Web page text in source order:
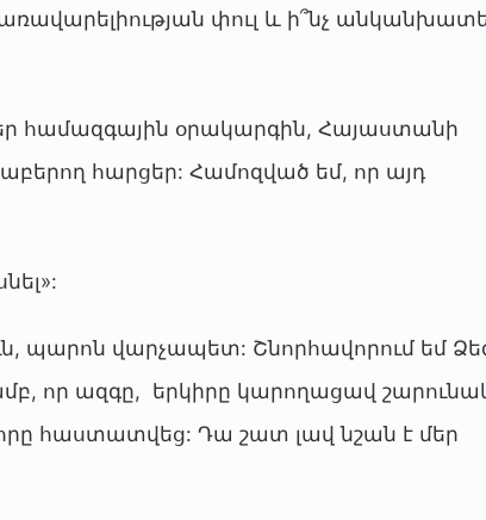
փուլ և ի՞նչ
համազգային օրակարգին, Հայաստանի
հարցեր: Համոզված եմ, որ այդ
պարոն վարչապետ: Շնորհավորում եմ
որ ազգը, երկիրը կարողացավ
հաստատվեց: Դա շատ լավ նշան է մեր